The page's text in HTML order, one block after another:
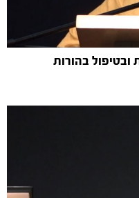
ובטיפול בהורות